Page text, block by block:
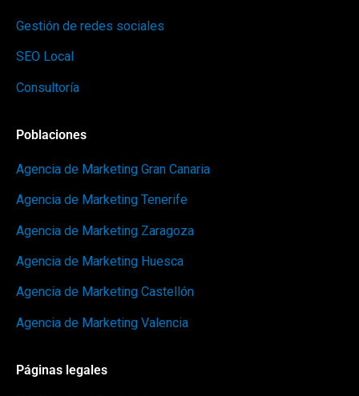
Gestión de redes sociales
SEO Local
Consultoría
Poblaciones
Agencia de Marketing Gran Canaria
Agencia de Marketing Tenerife
Agencia de Marketing Zaragoza
Agencia de Marketing Huesca
Agencia de Marketing Castellón
Agencia de Marketing Valencia
Páginas legales